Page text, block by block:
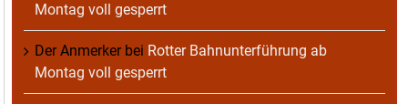
Montag voll gesperrt
Der Anmerkerbei Rotter Bahnunterführung ab
Montag voll gesperrt